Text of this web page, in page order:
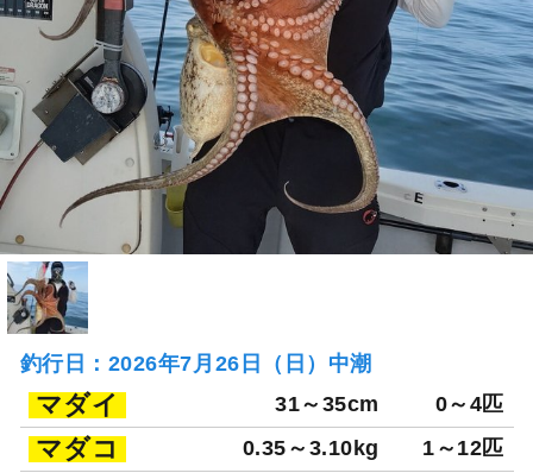
釣行日：2026年7月26日（日）中潮
マダイ 31～35cm 0～4匹
マダコ 0.35～3.10kg 1～12匹